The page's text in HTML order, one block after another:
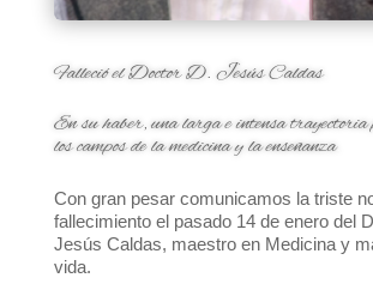
Falleció el Doctor D. Jesús Caldas.
En su haber, una larga e intensa trayectoria
los campos de la medicina y la enseñanza.
Con gran pesar comunicamos la triste
fallecimiento el pasado 14 de enero del
Jesús Caldas, maestro en Medicina y
vida.